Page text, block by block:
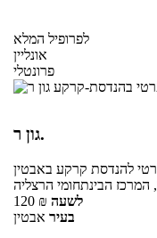
לפרופיל המלא
אונליין
פרונטלי
גון ר.
להנדסת קרקע באבטין
הבינתחומי הרצליה
120 ₪ לשעה
בעיר אבטין